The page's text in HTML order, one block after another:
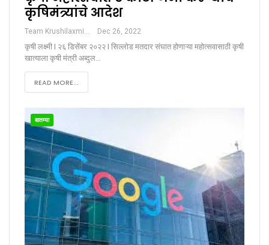
कृषिमंत्र्यांचे आदेश
Team Krushilaxmi Dec 26, 2022
कृषी लक्ष्मी I २६ डिसेंबर २०२२ I सिल्लोड मतदार संघात होणाऱ्या महोत्सवासाठी कृषी
खात्याला कृषी मंत्री अब्दुल…
READ MORE...
बातम्या